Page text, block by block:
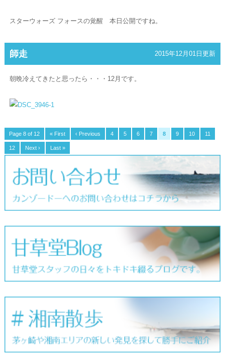
スターウォーズ フォースの覚醒 本日公開ですね。
師走 2015年12月01日更新
朝晩冷えてきたと思ったら・・・12月です。
Page 8 of 12 « First ‹ Previous 4 5 6 7 8 9 10 11
12 Next › Last »